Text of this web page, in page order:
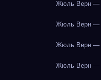
Жюль Верн —
Жюль Верн —
Жюль Верн —
Жюль Верн —